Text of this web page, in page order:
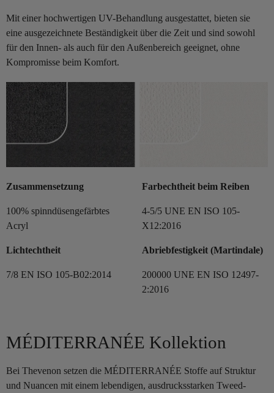
Mit einer hochwertigen UV-Behandlung ausgestattet, bieten sie
eine ausgezeichnete Beständigkeit über die Zeit und sind sowohl
für den Innen- als auch für den Außenbereich geeignet, ohne
Kompromisse beim Komfort.
Zusammensetzung
100% spinndüsengefärbtes
Acryl
Lichtechtheit
7/8 EN ISO 105-B02:2014
Farbechtheit beim Reiben
4-5/5 UNE EN ISO 105-
X12:2016
Abriebfestigkeit (Martindale)
200000 UNE EN ISO 12497-
2:2016
MÉDITERRANÉE Kollektion
Bei Thevenon setzen die MÉDITERRANÉE Stoffe auf Struktur
und Nuancen mit einem lebendigen, ausdrucksstarken Tweed-